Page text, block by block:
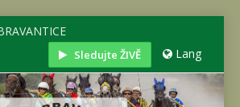
Sledujte ŽIVĚ Lang